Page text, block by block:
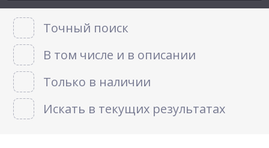
Точный поиск
В том числе и в описании
Только в наличии
Искать в текущих результатах